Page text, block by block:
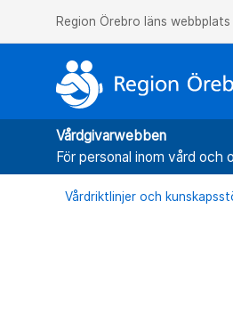
Region Örebro läns
Vårdgivarwebben
För personal inom vård och
Vårdriktlinjer och